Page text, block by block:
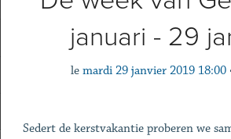
januari - 29
le mardi 29 janvier 2019 18:00
Sedert de kerstvakantie proberen we